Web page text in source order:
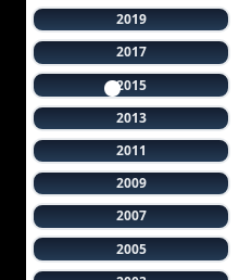
2019
2017
2015
2013
2011
2009
2007
2005